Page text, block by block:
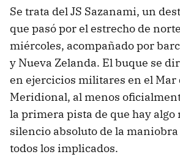
Se trata del JS Sazanami, un
que pasó por el estrecho de
miércoles, acompañado por
y Nueva Zelanda. El buque se
en ejercicios militares en el Mar
Meridional, al menos
la primera pista de que hay algo
silencio absoluto de la
todos los implicados.